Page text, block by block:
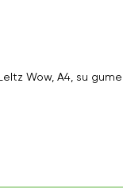
Wow, A4, su